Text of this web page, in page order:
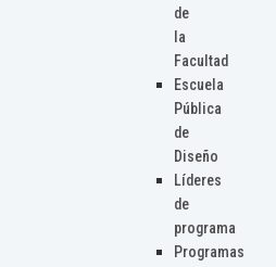
de
la
Facultad
Escuela
Pública
de
Diseño
Líderes
de
programa
Programas